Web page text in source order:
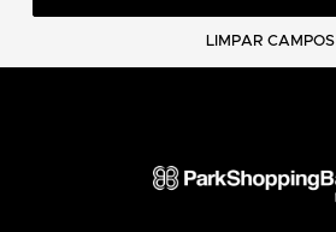
LIMPAR CAMPOS